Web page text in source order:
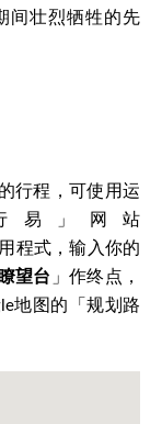
间壮烈牺牲的先
行程，可使用运
易」网站
程式，输入你的
望台 」作终点，
地图的「规划路